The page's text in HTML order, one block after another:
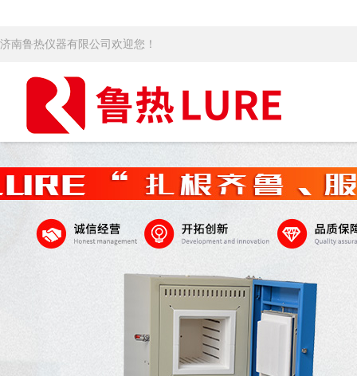
济南鲁热仪器有限公司欢迎您！